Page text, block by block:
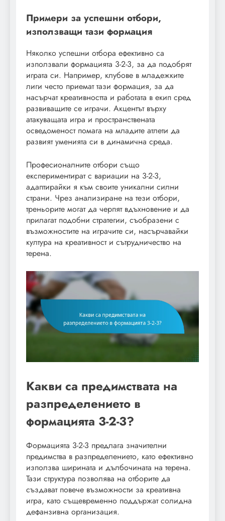
Примери за успешни отбори,
използващи тази формация
Няколко успешни отбора ефективно са
използвали формацията 3-2-3, за да подобрят
играта си. Например, клубове в младежките
лиги често приемат тази формация, за да
насърчат креативността и работата в екип сред
развиващите се играчи. Акцентът върху
атакуващата игра и пространствената
осведоменост помага на младите атлети да
развият уменията си в динамична среда.
Професионалните отбори също
експериментират с вариации на 3-2-3,
адаптирайки я към своите уникални силни
страни. Чрез анализиране на тези отбори,
треньорите могат да черпят вдъхновение и да
прилагат подобни стратегии, съобразени с
възможностите на играчите си, насърчавайки
култура на креативност и сътрудничество на
терена.
Какви са предимствата на
разпределението в
формацията 3-2-3?
Формацията 3-2-3 предлага значителни
предимства в разпределението, като ефективно
използва ширината и дълбочината на терена.
Тази структура позволява на отборите да
създават повече възможности за креативна
игра, като същевременно поддържат солидна
дефанзивна организация.